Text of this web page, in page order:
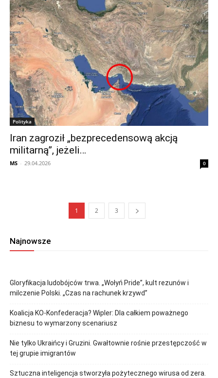
Polityka
Iran zagroził „bezprecedensową akcją
militarną”, jeżeli…
MS - 29.04.2026 0
1 2 3
Najnowsze
Gloryfikacja ludobójców trwa. „Wołyń Pride”, kult rezunów i
milczenie Polski. „Czas na rachunek krzywd”
Koalicja KO-Konfederacja? Wipler: Dla całkiem poważnego
biznesu to wymarzony scenariusz
Nie tylko Ukraińcy i Gruzini. Gwałtownie rośnie przestępczość w
tej grupie imigrantów
Sztuczna inteligencja stworzyła pożytecznego wirusa od zera.